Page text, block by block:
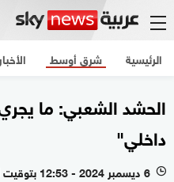
الرئيسية شرق أوسط
الحشد الشعبي: ما
داخلي"
l 6 ديسمبر 2024 - 12:53 بتوقيت أبوظبي